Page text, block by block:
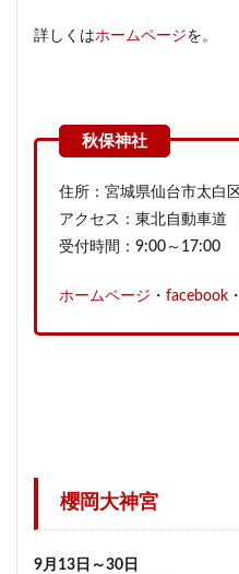
詳しくはホームページを。
住所：宮城県仙台市太白
アクセス：東北自動車道
受付時間：9:00～17:00
ホームページ ・ facebook ・
櫻岡大神宮
9月13日～30日